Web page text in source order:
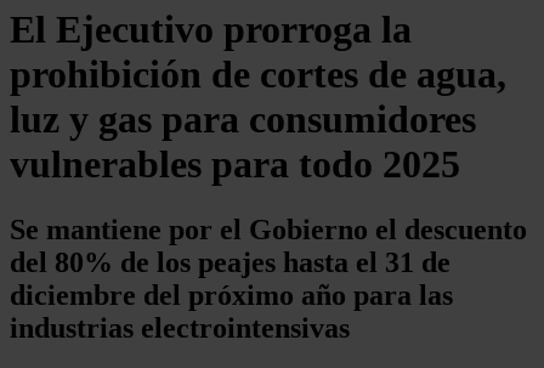
El Ejecutivo prorroga la
prohibición de cortes de agua,
luz y gas para consumidores
vulnerables para todo 2025
Se mantiene por el Gobierno el descuento
del 80% de los peajes hasta el 31 de
diciembre del próximo año para las
industrias electrointensivas